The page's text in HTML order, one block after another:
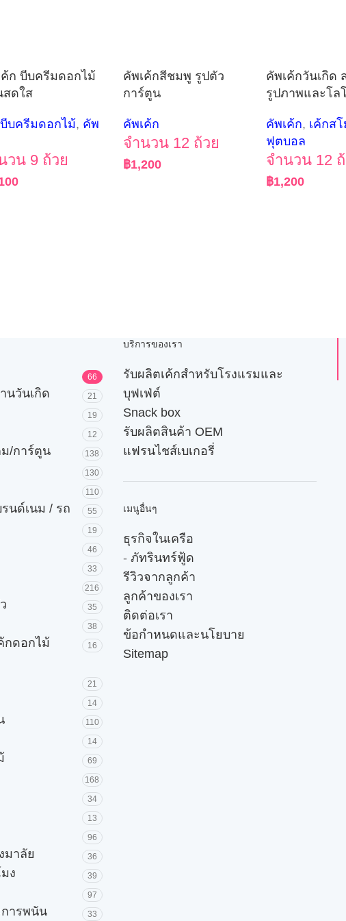
ค้ก บีบครีมดอกไม้
สดใส
บีบครีมดอกไม้, คัพ
วน 9 ถ้วย
คัพเค้กสีชมพู รูปตัว
การ์ตูน
คัพเค้ก
จำนวน 12 ถ้วย
฿1,200
คัพเค้กวันเกิด
รูปภาพและโล
คัพเค้ก, เค้กส
ฟุตบอล
จำนวน 12
฿1,200
66
นวันเกิด 21
19
12
ม/การ์ตูน 138
130
110
นด์เนม / รถ 55
19
46
33
216
35
38
กดอกไม้
16
21
14
110
14
69
168
34
13
96
มาลัย 36
ง 39
97
การพนัน 33
บริการของเรา
รับผลิตเค้กสำหรับโรงแรมและ
บุฟเฟ่ต์
Snack box
รับผลิตสินค้า OEM
แฟรนไชส์เบเกอรี่
เมนูอื่นๆ
ธุรกิจในเครือ
- ภัทรินทร์ฟู้ด
รีวิวจากลูกค้า
ลูกค้าของเรา
ติดต่อเรา
ข้อกำหนดและนโยบาย
Sitemap